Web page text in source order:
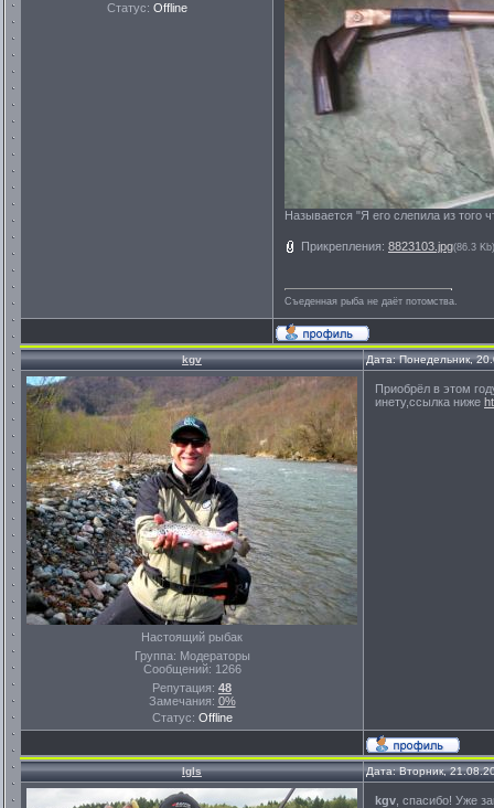
Статус: Offline
Называется "Я его слепила из того
Прикрепления: 8823103.jpg(86.3 Kb)
Съеденная рыба не даёт потомства.
kgv Дата: Понедельник,
Настоящий рыбак
Группа: Модераторы
Сообщений: 1266
Репутация: 48
Замечания: 0%
Статус: Offline
Приобрёл в этом
инету,ссылка ниже
Igls Дата: Вторник,
kgv , спасибо! Уже